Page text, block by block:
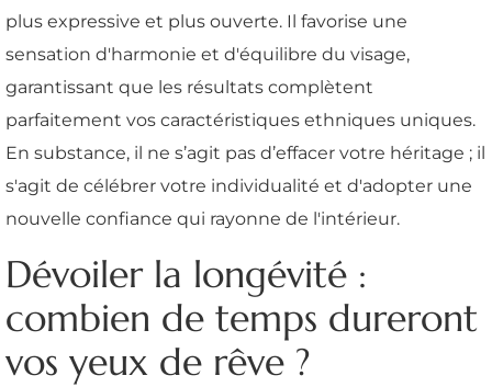
plus expressive et plus ouverte. Il favorise une
sensation d'harmonie et d'équilibre du visage,
garantissant que les résultats complètent
parfaitement vos caractéristiques ethniques uniques.
En substance, il ne s’agit pas d’effacer votre héritage ; il
s'agit de célébrer votre individualité et d'adopter une
nouvelle confiance qui rayonne de l'intérieur.
Dévoiler la longévité :
combien de temps dureront
vos yeux de rêve ?